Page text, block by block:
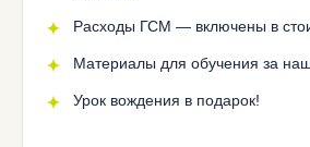
Расходы ГСМ — включены в
Материалы для обучения за
Урок вождения в подарок!